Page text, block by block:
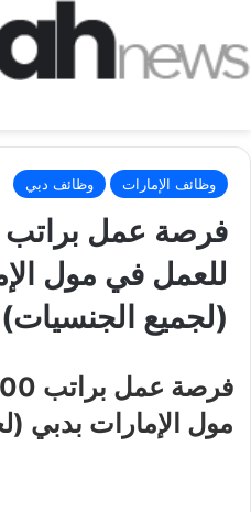
وظائف الإمارات وظائف دبي
للعمل في مول
(لجميع الجنسيات)
مول الإمارات بدبي